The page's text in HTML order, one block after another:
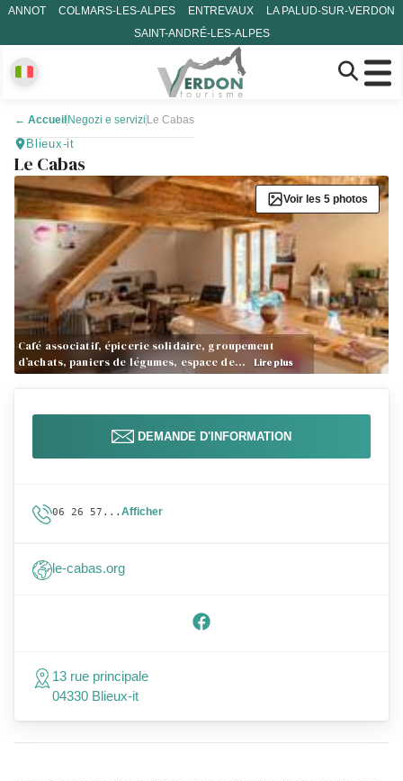
ANNOT COLMARS-LES-ALPES ENTREVAUX
LA PALUD-SUR-VERDON
SAINT-ANDRÉ-LES-ALPES
← Accueil Negozi e servizi Le Cabas
Blieux-it
Le Cabas
Café associatif, épicerie solidaire, groupement
d’achats, paniers de légumes, espace de…
Lire plus
Voir les 5 photos
DEMANDE D'INFORMATION
06 26 57... Afficher
le-cabas.org
13 rue principale
04330 Blieux-it